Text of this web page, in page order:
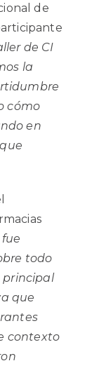
de
de CI
la
cómo
en
todo
principal
que
contexto